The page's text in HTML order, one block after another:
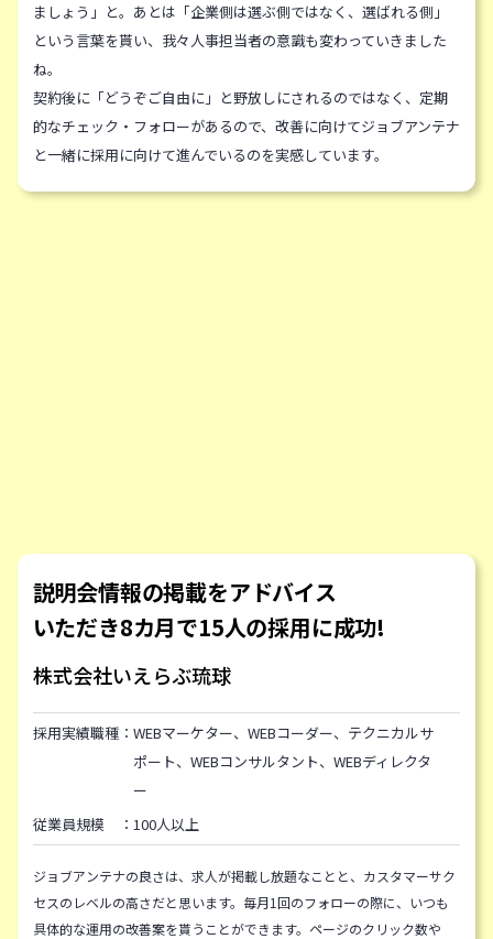
ましょう」と。あとは「企業側は選ぶ側ではなく、選ばれる側」
という言葉を貰い、我々人事担当者の意識も変わっていきました
ね。
契約後に「どうぞご自由に」と野放しにされるのではなく、定期
的なチェック・フォローがあるので、改善に向けてジョブアンテナ
と一緒に採用に向けて進んでいるのを実感しています。
説明会情報の掲載をアドバイス
いただき8カ月で15人の採用に成功!
株式会社いえらぶ琉球
採用実績職種： WEBマーケター、WEBコーダー、テクニカルサ
ポート、WEBコンサルタント、WEBディレクタ
ー
従業員規模 ：100人以上
ジョブアンテナの良さは、求人が掲載し放題なことと、カスタマーサク
セスのレベルの高さだと思います。毎月1回のフォローの際に、いつも
具体的な運用の改善案を貰うことができます。ページのクリック数や